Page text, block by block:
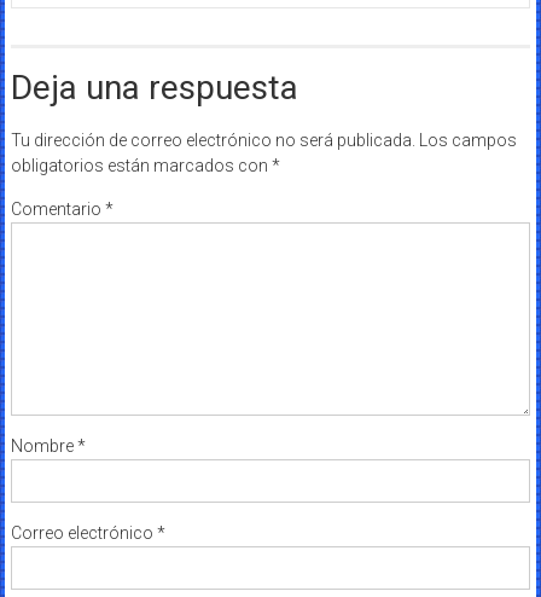
Deja una respuesta
Tu dirección de correo electrónico no será publicada. Los campos
obligatorios están marcados con *
Comentario *
Nombre*
Correo electrónico *